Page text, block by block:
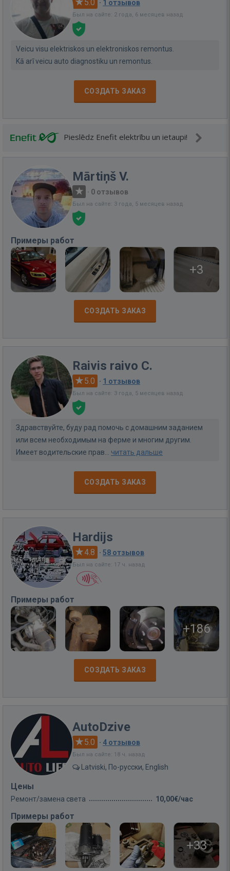
5.0 · 1 отзывов
Был на сайте: 2 года, 6 месяцев назад
Veicu visu elektriskos un elektroniskos remontus.
Kā arī veicu auto diagnostiku un remontus.
СОЗДАТЬ ЗАКАЗ
Pieslēdz Enefit elektrību un ietaupi!
Mārtiņš V.
· 0 отзывов
Был на сайте: 3 года, 5 месяцев назад
Примеры работ
+3
СОЗДАТЬ ЗАКАЗ
Raivis raivo C.
5.0 · 1 отзывов
Был на сайте: 3 года, 5 месяцев назад
Здравствуйте, буду рад помочь с домашним заданием
или всем необходимым на ферме и многим другим.
Имеет водительские прав... читать дальше
СОЗДАТЬ ЗАКАЗ
Hardijs
4.8 · 58 отзывов
Был на сайте: 17 ч. назад
Примеры работ
+186
СОЗДАТЬ ЗАКАЗ
AutoDzive
5.0 · 4 отзывов
Был на сайте: 18 ч. назад
Latviski, По-русски, English
Цены
Ремонт/замена света 10,00€/час
Примеры работ
+33